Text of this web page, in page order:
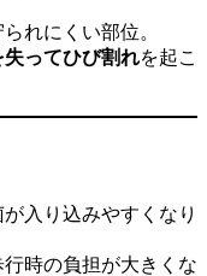
れにくい部位。
ってひび割れを起こ
入り込みやすくなり
時の負担が大きくな